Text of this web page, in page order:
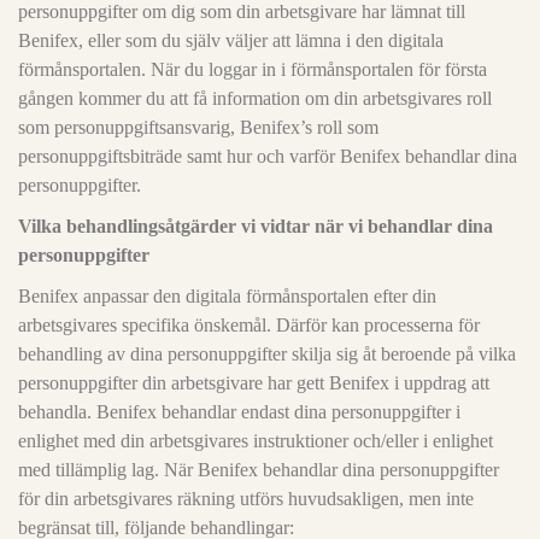
personuppgifter om dig som din arbetsgivare har lämnat till
Benifex, eller som du själv väljer att lämna i den digitala
förmånsportalen. När du loggar in i förmånsportalen för första
gången kommer du att få information om din arbetsgivares roll
som personuppgiftsansvarig, Benifex’s roll som
personuppgiftsbiträde samt hur och varför Benifex behandlar dina
personuppgifter.
Vilka behandlingsåtgärder vi vidtar när vi behandlar dina
personuppgifter
Benifex anpassar den digitala förmånsportalen efter din
arbetsgivares specifika önskemål. Därför kan processerna för
behandling av dina personuppgifter skilja sig åt beroende på vilka
personuppgifter din arbetsgivare har gett Benifex i uppdrag att
behandla. Benifex behandlar endast dina personuppgifter i
enlighet med din arbetsgivares instruktioner och/eller i enlighet
med tillämplig lag. När Benifex behandlar dina personuppgifter
för din arbetsgivares räkning utförs huvudsakligen, men inte
begränsat till, följande behandlingar: